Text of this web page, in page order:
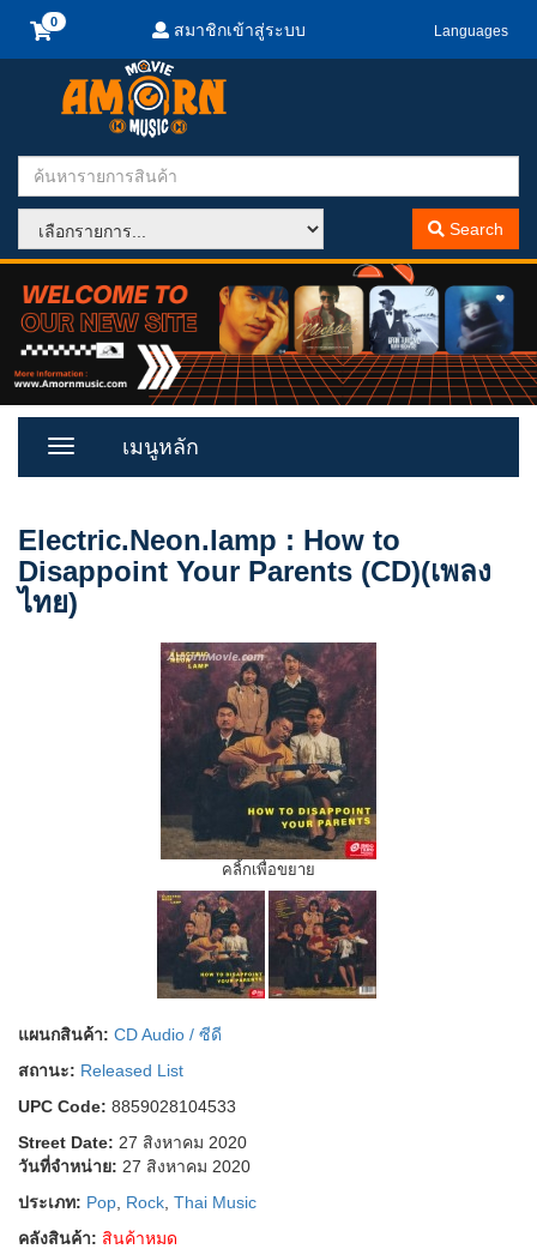
สมาชิกเข้าสู่ระบบ Languages
Search
Toggle
เมนูหลัก
Electric.Neon.lamp : How to
Disappoint Your Parents (CD)(เพลง
ไทย)
คลิ้กเพื่อขยาย
แผนกสินค้า: CD Audio / ซีดี
สถานะ: Released List
UPC Code: 8859028104533
Street Date: 27 สิงหาคม 2020
วันที่จำหน่าย: 27 สิงหาคม 2020
ประเภท: Pop Rock Thai Music
คลังสินค้า: สินค้าหมด